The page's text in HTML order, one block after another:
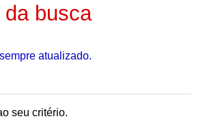
busca
atualizado.
seu critério.